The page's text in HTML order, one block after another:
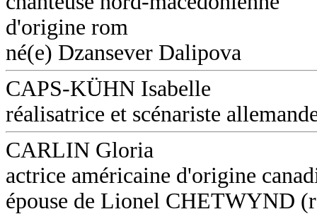
d'origine rom
né(e) Dzansever Dalipova
CAPS-KÜHN Isabelle
réalisatrice et scénariste
CARLIN Gloria
actrice américaine d'origine
épouse de Lionel CHETWYND